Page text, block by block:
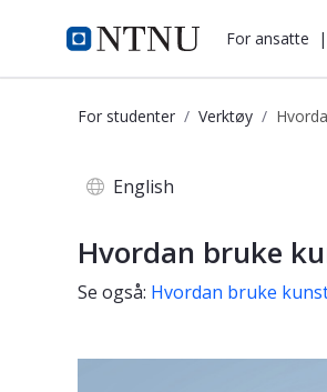
i.ntnu.no For ansatte |
For studenter Verktøy
English
Hvordan bruke
Se også: Hvordan bruke